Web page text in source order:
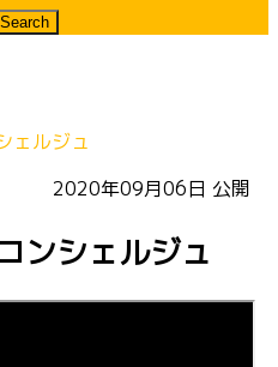
ェルジュ
2020年09月06日 公開
ンシェルジュ